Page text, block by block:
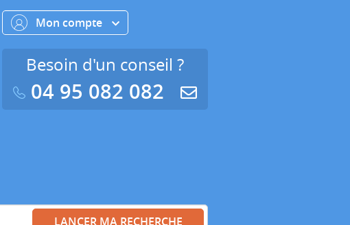
Mon compte
Besoin d'un conseil ?
04 95 082 082